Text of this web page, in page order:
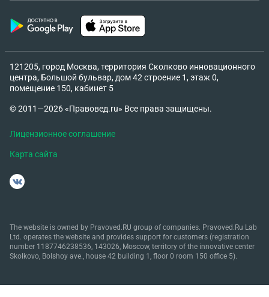
121205, город Москва, территория Сколково инновационного
центра, Большой бульвар, дом 42 строение 1, этаж 0,
помещение 150, кабинет 5
© 2011—2026 «Правовед.ru» Все права защищены.
Лицензионное соглашение
Карта сайта
The website is owned by Pravoved.RU group of companies. Pravoved.Ru Lab
Ltd. operates the website and provides support for customers (registration
number 1187746238536, 143026, Moscow, territory of the innovative center
Skolkovo, Bolshoy ave., house 42 building 1, floor 0 room 150 office 5).